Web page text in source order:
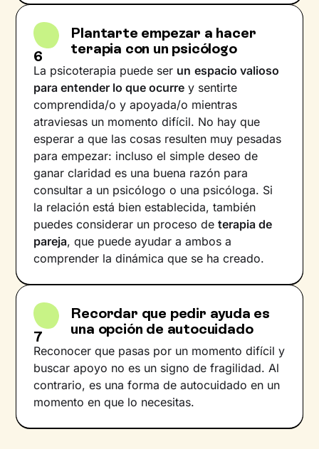
6
Plantarte empezar a hacer
terapia con un psicólogo
La psicoterapia puede ser un espacio valioso
para entender lo que ocurre y sentirte
comprendida/o y apoyada/o mientras
atraviesas un momento difícil. No hay que
esperar a que las cosas resulten muy pesadas
para empezar: incluso el simple deseo de
ganar claridad es una buena razón para
consultar a un psicólogo o una psicóloga. Si
la relación está bien establecida, también
puedes considerar un proceso deterapia de
pareja, que puede ayudar a ambos a
comprender la dinámica que se ha creado.
7
Recordar que pedir ayuda es
una opción de autocuidado
Reconocer que pasas por un momento difícil y
buscar apoyo no es un signo de fragilidad. Al
contrario, es una forma de autocuidado en un
momento en que lo necesitas.